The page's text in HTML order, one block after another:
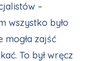
–
wszystko było
zajść
To był wręcz